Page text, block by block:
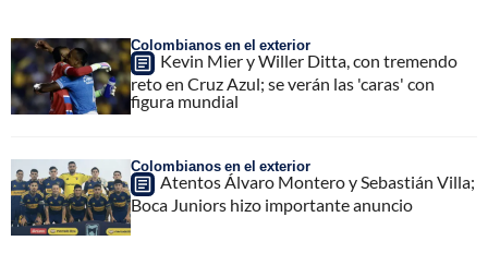
Colombianos en el exterior
Kevin Mier y Willer Ditta, con tremendo
reto en Cruz Azul; se verán las 'caras' con
figura mundial
Colombianos en el exterior
Atentos Álvaro Montero y Sebastián Villa;
Boca Juniors hizo importante anuncio